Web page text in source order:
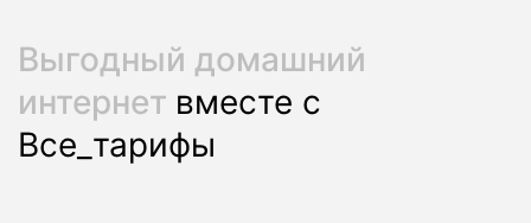
Выгодный домашний
интернет вместе с
Все_тарифы